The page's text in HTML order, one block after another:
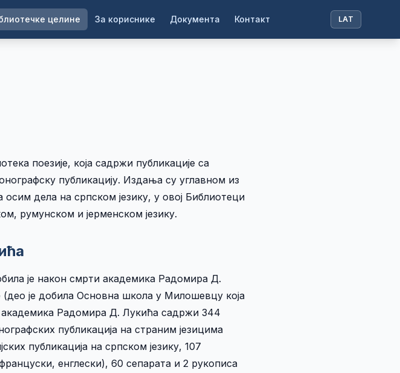
целине За кориснике Документа Контакт LAT
поезије, која садржи публикације са
публикацију. Издања су углавном из
дела на српском језику, у овој Библиотеци
румунском и јерменском језику.
је након смрти академика Радомира Д.
је добила Основна школа у Милошевцу која
Радомира Д. Лукића садржи 344
публикација на страним језицима
публикација на српском језику, 107
енглески), 60 сепарата и 2 рукописа